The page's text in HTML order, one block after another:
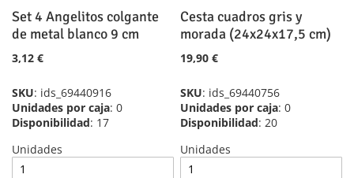
Set 4 Angelitos colgante
de metal blanco 9 cm
3,12 €
SKU: ids_69440916
Unidades por caja: 0
Disponibilidad: 17
Unidades
Cesta cuadros gris y
morada (24x24x17,5 cm)
19,90 €
SKU: ids_69440756
Unidades por caja: 0
Disponibilidad: 20
Unidades